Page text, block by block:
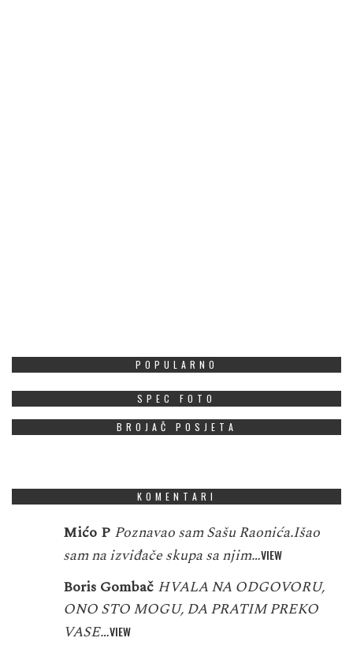
POPULARNO
SPEC FOTO
BROJAČ POSJETA
KOMENTARI
Mićo P Poznavao sam Sašu Raonića.Išao
sam na izviđače skupa sa njim…VIEW
Boris Gombač HVALA NA ODGOVORU,
ONO STO MOGU, DA PRATIM PREKO
VASE…VIEW